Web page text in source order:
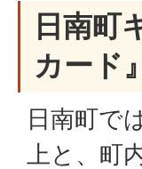
日南町
カード』
日南町で
上と、町